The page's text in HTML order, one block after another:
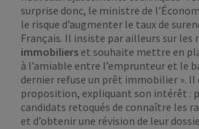
surprise donc, le ministre de
le risque d’augmenter le taux de
Français. Il insiste par ailleurs sur les r
immobiliers et souhaite mettre en
à l’amiable entre l’emprunteur et le
dernier refuse un prêt immobilier ». Il
proposition, expliquant son intérêt :
candidats retoqués de connaître les
et d’obtenir une révision de leur